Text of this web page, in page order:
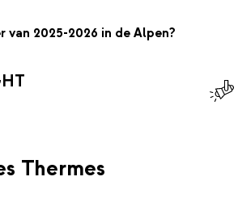
van 2025-2026 in de Alpen?
Thermes